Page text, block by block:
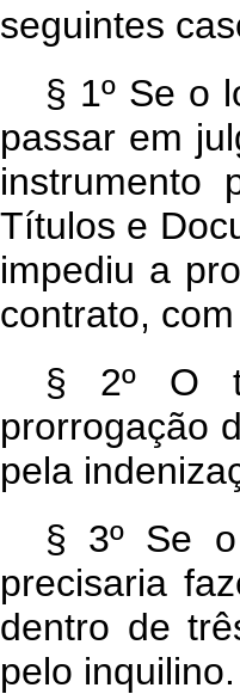
seguintes
§ 1º Se o
passar em
instrumento
Títulos e
impediu a
contrato,
§ 2º O
prorrogação
pela
§ 3º Se
precisaria
dentro de
pelo inquilino.